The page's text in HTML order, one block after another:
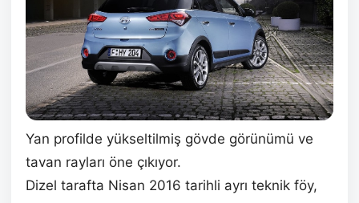
Yan profilde yükseltilmiş gövde görünümü ve
tavan rayları öne çıkıyor.
Dizel tarafta Nisan 2016 tarihli ayrı teknik föy,